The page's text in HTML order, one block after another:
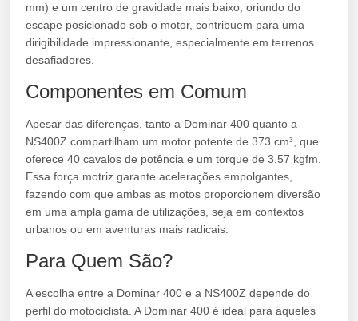
mm) e um centro de gravidade mais baixo, oriundo do
escape posicionado sob o motor, contribuem para uma
dirigibilidade impressionante, especialmente em terrenos
desafiadores.
Componentes em Comum
Apesar das diferenças, tanto a Dominar 400 quanto a
NS400Z compartilham um motor potente de 373 cm³, que
oferece 40 cavalos de potência e um torque de 3,57 kgfm.
Essa força motriz garante acelerações empolgantes,
fazendo com que ambas as motos proporcionem diversão
em uma ampla gama de utilizações, seja em contextos
urbanos ou em aventuras mais radicais.
Para Quem São?
A escolha entre a Dominar 400 e a NS400Z depende do
perfil do motociclista. A Dominar 400 é ideal para aqueles